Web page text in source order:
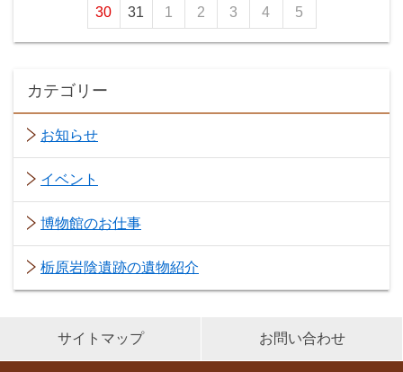
30 31 1 2 3 4 5
カテゴリー
お知らせ
イベント
博物館のお仕事
栃原岩陰遺跡の遺物紹介
サイトマップ お問い合わせ